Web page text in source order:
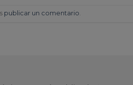
publicar un comentario.